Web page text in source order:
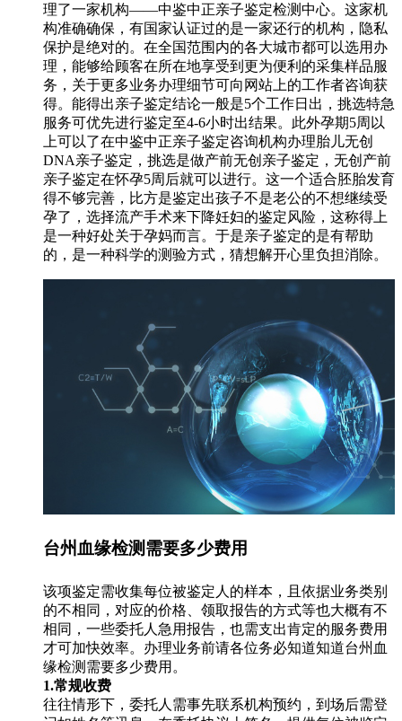
理了一家机构——中鉴中正亲子鉴定检测中心。这家机
构准确确保，有国家认证过的是一家还行的机构，隐私
保护是绝对的。在全国范围内的各大城市都可以选用办
理，能够给顾客在所在地享受到更为便利的采集样品服
务，关于更多业务办理细节可向网站上的工作者咨询获
得。能得出亲子鉴定结论一般是5个工作日出，挑选特急
服务可优先进行鉴定至4-6小时出结果。此外孕期5周以
上可以了在中鉴中正亲子鉴定咨询机构办理胎儿无创
DNA亲子鉴定，挑选是做产前无创亲子鉴定，无创产前
亲子鉴定在怀孕5周后就可以进行。这一个适合胚胎发育
得不够完善，比方是鉴定出孩子不是老公的不想继续受
孕了，选择流产手术来下降妊妇的鉴定风险，这称得上
是一种好处关于孕妈而言。于是亲子鉴定的是有帮助
的，是一种科学的测验方式，猜想解开心里负担消除。
台州血缘检测需要多少费用
该项鉴定需收集每位被鉴定人的样本，且依据业务类别
的不相同，对应的价格、领取报告的方式等也大概有不
相同，一些委托人急用报告，也需支出肯定的服务费用
才可加快效率。办理业务前请各位务必知道知道台州血
缘检测需要多少费用。
1.常规收费
往往情形下，委托人需事先联系机构预约，到场后需登